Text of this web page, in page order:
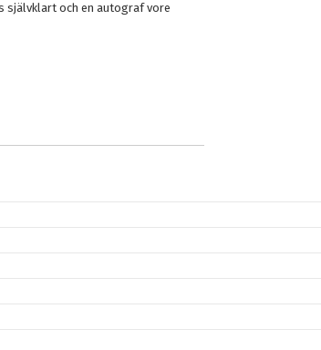
självklart och en autograf vore